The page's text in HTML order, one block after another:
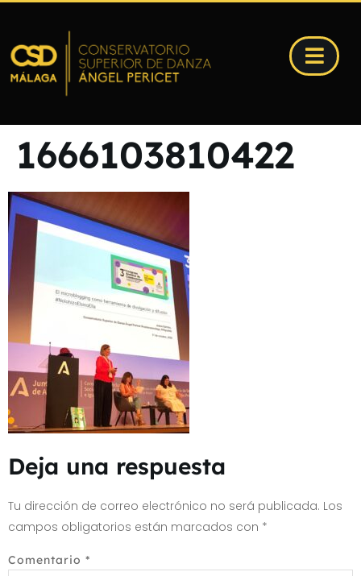
1666103810422
Deja una respuesta
Tu dirección de correo electrónico no será publicada. Los
campos obligatorios están marcados con *
Comentario *